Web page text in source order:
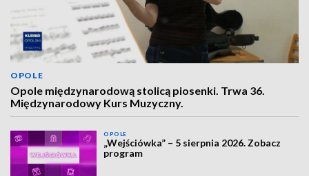
OPOLE
Opole międzynarodową stolicą piosenki. Trwa 36.
Międzynarodowy Kurs Muzyczny.
OPOLE
„Wejściówka” – 5 sierpnia 2026. Zobacz
program